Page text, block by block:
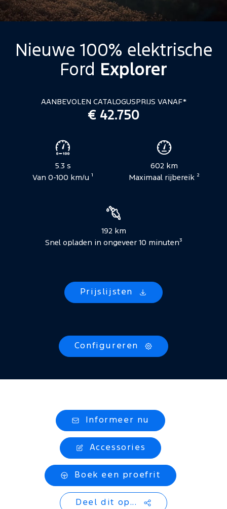
Nieuwe 100% elektrische
Ford Explorer
AANBEVOLEN CATALOGUSPRIJS VANAF*
€ 42.750
Voertuigspecificaties
5.3 s
Van 0-100 km/u ¹
602 km
Maximaal rijbereik ²
192 km
Snel opladen in ongeveer 10 minuten³
Prijslijsten
Configureren
Informeer nu
Accessories
Boek een proefrit
Deel dit op...